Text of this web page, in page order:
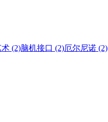
(2)脑机接口 (2)厄尔尼诺 (2)